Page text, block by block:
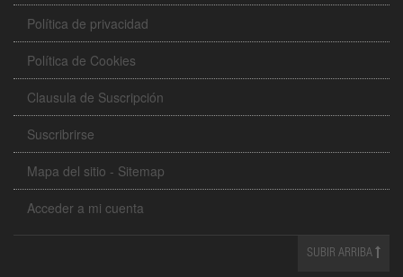
Política de privacidad
Política de Cookies
Clausula de Suscripción
Suscribrirse
Mapa del sitio - Sitemap
Acceder a mi cuenta
SUBIR ARRIBA